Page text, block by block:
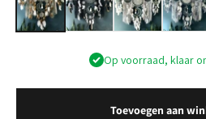
Op voorraad, klaar
Toevoegen aan